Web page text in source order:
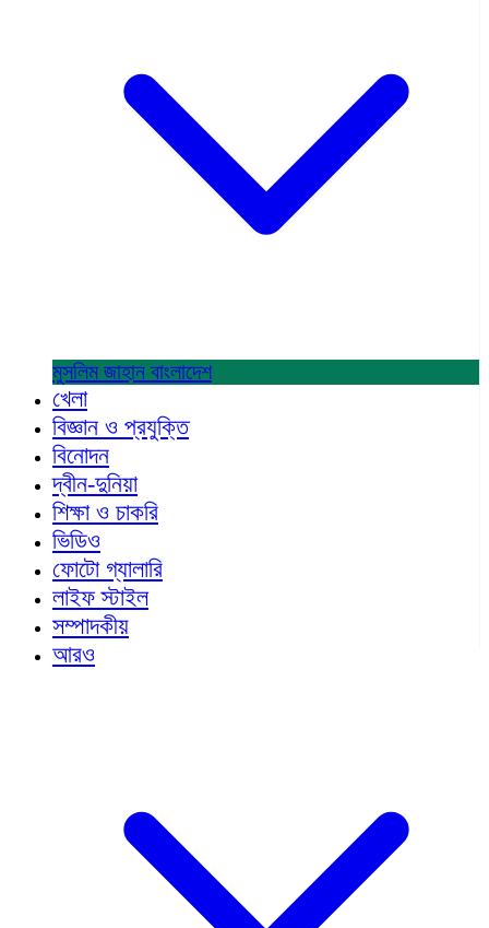
মুসলিম জাহান বাংলাদেশ
খেলা
বিজ্ঞান ও প্রযুক্তি
বিনোদন
দ্বীন-দুনিয়া
শিক্ষা ও চাকরি
ভিডিও
ফোটো গ্যালারি
লাইফ স্টাইল
সম্পাদকীয়
আরও